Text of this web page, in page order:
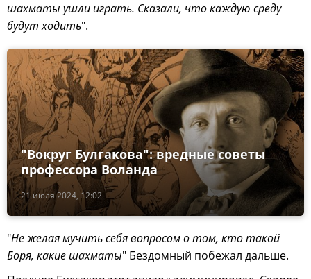
шахматы ушли играть. Сказали, что каждую среду
будут ходить".
21 июля 2024, 12:02
"Вокруг Булгакова": вредные советы
профессора Воланда
"Не желая мучить себя вопросом о том, кто такой
Боря, какие шахматы" Бездомный побежал дальше.